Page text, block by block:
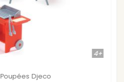
maison de poupées Djeco